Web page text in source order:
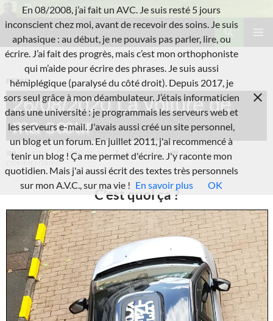
au
contenu
L'A.V.C.
Recherche
PERSO
26/08/2020 La voiture de
ma sœur
GALERIE 2020-08-26 LAURENT B.
LAISSER UN
COMMENTAIRE
C’est quoi ça ?
En 08/2008, j’ai fait un AVC. Je suis resté 5 jours
inconscient chez moi, avant de recevoir des soins. Je suis
aphasique : au début, je ne pouvais pas parler, lire, ou
écrire. J’ai fait des progrès, mais c’est mon orthophoniste
qui m’aide pour écrire des phrases. Je suis aussi
hémiplégique (paralysé du côté droit). Depuis 2017, je
sors seul grâce à mon déambulateur. J’étais informaticien
dans une université : je programmais les serveurs web et
les serveurs e-mail. J'avais aussi créé un site personnel,
un blog et un forum. En juillet 2011, j'ai recommencé à
tenir un blog ! Ça me permet d'écrire. J'y raconte mon
quotidien. Mais j'ai aussi écrit des textes très personnels
sur mon A.V.C., sur ma vie ! En savoir plus OK